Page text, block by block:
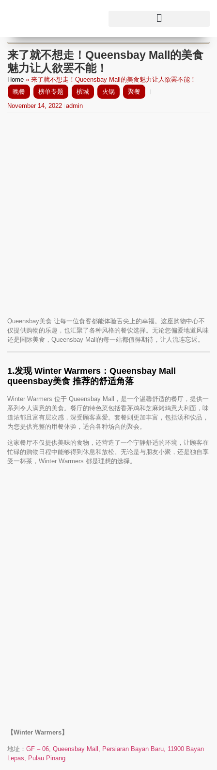
来了就不想走！Queensbay Mall的美食
魅力让人欲罢不能！
Home » 来了就不想走！Queensbay Mall的美食魅力让人欲罢不能！
晚餐
榜单专题 槟城 火锅
聚餐
November 14, 2022 admin
Queensbay美食 让每一位食客都能体验舌尖上的幸福。这座购物中心不
仅提供购物的乐趣，也汇聚了各种风格的餐饮选择。无论您偏爱地道风味
还是国际美食，Queensbay Mall的每一站都值得期待，让人流连忘返。
1.发现 Winter Warmers：Queensbay Mall
queensbay美食 推荐的舒适角落
Winter Warmers 位于 Queensbay Mall，是一个温馨舒适的餐厅，提供一
系列令人满意的美食。餐厅的特色菜包括香茅鸡和芝麻烤鸡意大利面，味
道浓郁且富有层次感，深受顾客喜爱。套餐则更加丰富，包括汤和饮品，
为您提供完整的用餐体验，适合各种场合的聚会。
这家餐厅不仅提供美味的食物，还营造了一个宁静舒适的环境，让顾客在
忙碌的购物日程中能够得到休息和放松。无论是与朋友小聚，还是独自享
受一杯茶，Winter Warmers 都是理想的选择。
【Winter Warmers】
地址： GF – 06, Queensbay Mall, Persiaran Bayan Baru, 11900 Bayan
Lepas, Pulau Pinang